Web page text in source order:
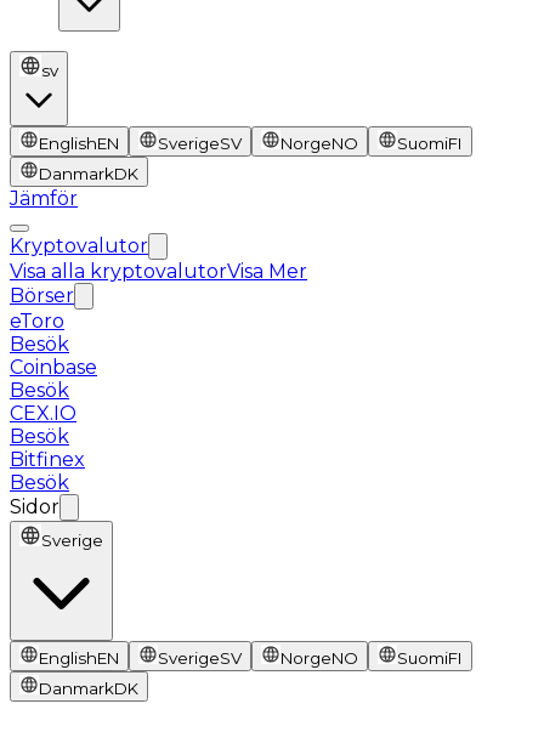
sv
EnglishEN SverigeSV NorgeNO SuomiFI
DanmarkDK
Jämför
Kryptovalutor
Visa alla kryptovalutorVisa Mer
Börser
eToro
Besök
Coinbase
Besök
CEX.IO
Besök
Bitfinex
Besök
Sidor
Sverige
EnglishEN SverigeSV NorgeNO SuomiFI
DanmarkDK